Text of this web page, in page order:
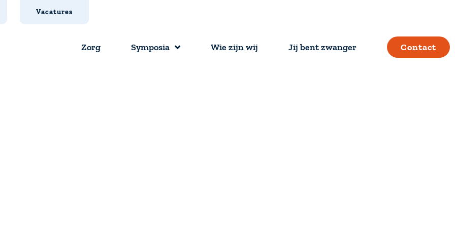
Vacatures
Zorg Symposia Wie zijn wij Jij bent zwanger Contact